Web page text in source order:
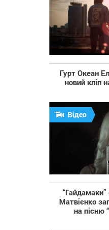
Гурт Океан
новий кліп
Відео
Матвієнко
на пісню